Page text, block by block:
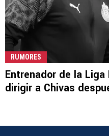
RUMORES
Entrenador de la
dirigir a Chivas